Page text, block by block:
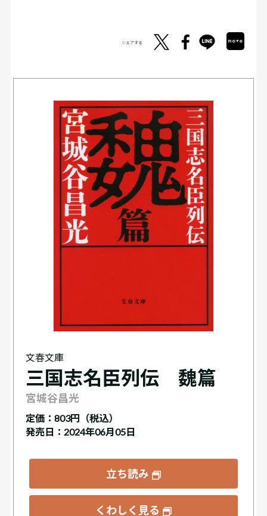
シェアする
文春文庫
三国志名臣列伝 魏篇
宮城谷昌光
定価： 803円（税込）
発売日：2024年06月05日
立ち読み
くわしく見る